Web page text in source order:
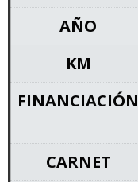
AÑO
KM
FINANCIACIÓN
CARNET